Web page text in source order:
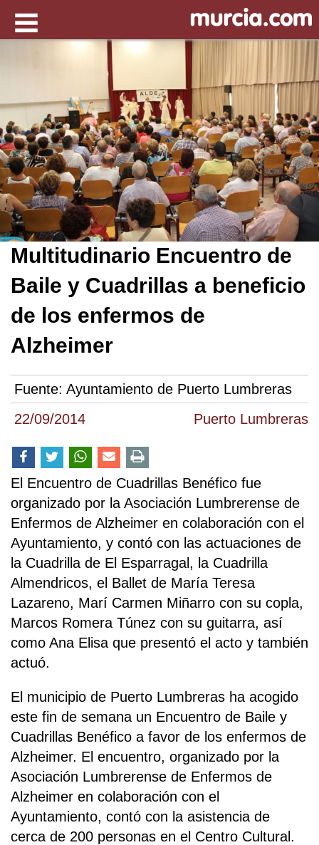
22/09/2014 Puerto Lumbreras
Multitudinario Encuentro de
Baile y Cuadrillas a beneficio
de los enfermos de
Alzheimer
Fuente: Ayuntamiento de Puerto Lumbreras
El Encuentro de Cuadrillas Benéfico fue
organizado por la Asociación Lumbrerense de
Enfermos de Alzheimer en colaboración con el
Ayuntamiento, y contó con las actuaciones de
la Cuadrilla de El Esparragal, la Cuadrilla
Almendricos, el Ballet de María Teresa
Lazareno, Marí Carmen Miñarro con su copla,
Marcos Romera Túnez con su guitarra, así
como Ana Elisa que presentó el acto y también
actuó.
El municipio de Puerto Lumbreras ha acogido
este fin de semana un Encuentro de Baile y
Cuadrillas Benéfico a favor de los enfermos de
Alzheimer. El encuentro, organizado por la
Asociación Lumbrerense de Enfermos de
Alzheimer en colaboración con el
Ayuntamiento, contó con la asistencia de
cerca de 200 personas en el Centro Cultural.